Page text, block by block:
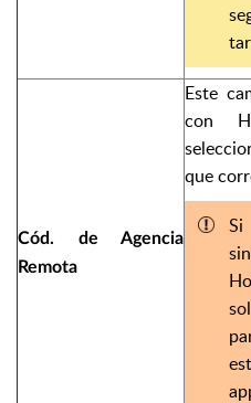
Cód. de Agencia
Remota
Este
con
que